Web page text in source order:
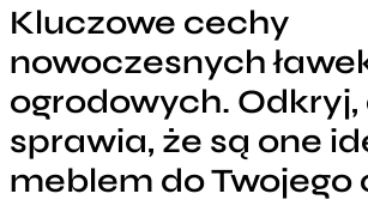
Kluczowe cechy
nowoczesnych
ogrodowych. Odkryj,
sprawia, że są one
meblem do Twojego